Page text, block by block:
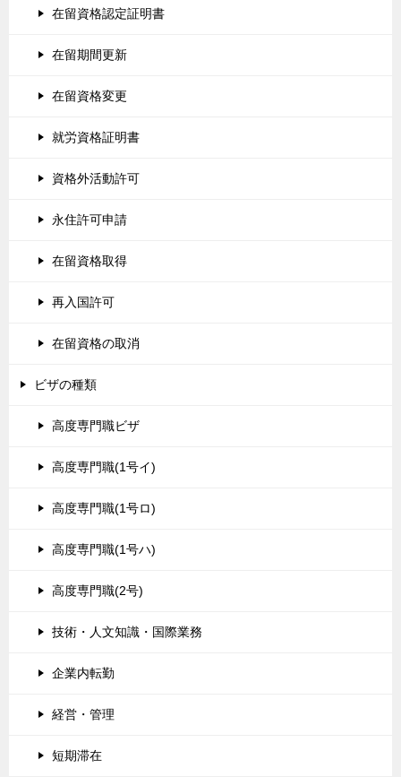
在留資格認定証明書
在留期間更新
在留資格変更
就労資格証明書
資格外活動許可
永住許可申請
在留資格取得
再入国許可
在留資格の取消
ビザの種類
高度専門職ビザ
高度専門職(1号イ)
高度専門職(1号ロ)
高度専門職(1号ハ)
高度専門職(2号)
技術・人文知識・国際業務
企業内転勤
経営・管理
短期滞在